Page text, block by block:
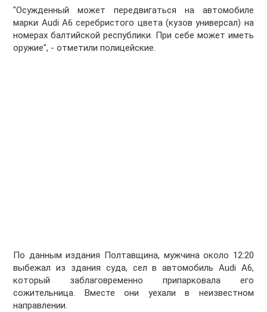
"Осужденный может передвигаться на автомобиле
марки Audi А6 серебристого цвета (кузов универсал) на
номерах балтийской республики. При себе может иметь
оружие", - отметили полицейские.
По данным издания Полтавщина, мужчина около 12:20
выбежал из здания суда, сел в автомобиль Audi A6,
который заблаговременно припарковала его
сожительница. Вместе они уехали в неизвестном
направлении.